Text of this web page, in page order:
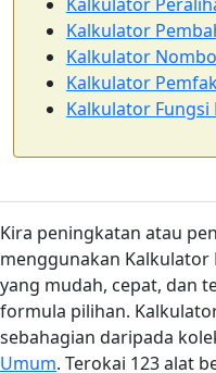
Kalkulator
Kalkulator
Kalkulator
Kalkulator
Kira peningkatan atau
menggunakan Kalkulator
yang mudah, cepat, dan
formula pilihan.
sebahagian daripada
Umum. Terokai 123 alat